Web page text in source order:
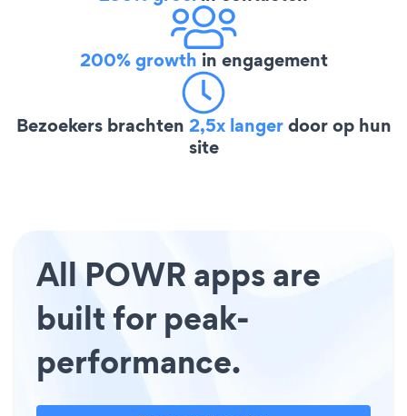
200% growth in engagement
Bezoekers brachten 2,5x langerdoor op hun
site
All POWR apps are
built for peak-
performance.